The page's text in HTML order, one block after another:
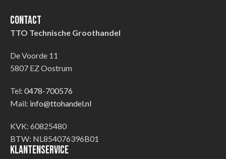
Contact
TTO Technische Groothandel
De Voorde 11
5807 EZ Oostrum
Tel: 0478-700576
Mail: info@ttohandel.nl
KVK: 60825480
BTW: NL854076396B01
Klantenservice